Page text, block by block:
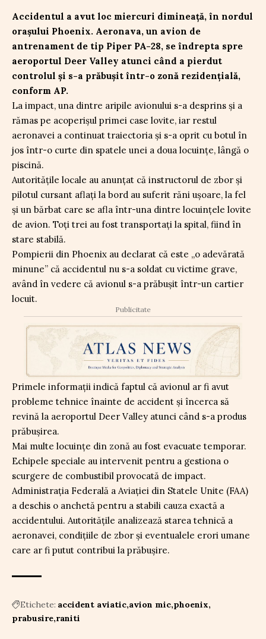
Accidentul a avut loc miercuri dimineață, în nordul
orașului Phoenix. Aeronava, un avion de
antrenament de tip Piper PA-28, se îndrepta spre
aeroportul Deer Valley atunci când a pierdut
controlul și s-a prăbușit într-o zonă rezidențială,
conform AP.
La impact, una dintre aripile avionului s-a desprins și a
rămas pe acoperișul primei case lovite, iar restul
aeronavei a continuat traiectoria și s-a oprit cu botul în
jos într-o curte din spatele unei a doua locuințe, lângă o
piscină.
Autoritățile locale au anunțat că instructorul de zbor și
pilotul cursant aflați la bord au suferit răni ușoare, la fel
și un bărbat care se afla într-una dintre locuințele lovite
de avion. Toți trei au fost transportați la spital, fiind în
stare stabilă.
Pompierii din Phoenix au declarat că este „o adevărată
minune” că accidentul nu s-a soldat cu victime grave,
având în vedere că avionul s-a prăbușit într-un cartier
locuit.
Publicitate
Primele informații indică faptul că avionul ar fi avut
probleme tehnice înainte de accident și încerca să
revină la aeroportul Deer Valley atunci când s-a produs
prăbușirea.
Mai multe locuințe din zonă au fost evacuate temporar.
Echipele speciale au intervenit pentru a gestiona o
scurgere de combustibil provocată de impact.
Administrația Federală a Aviației din Statele Unite (FAA)
a deschis o anchetă pentru a stabili cauza exactă a
accidentului. Autoritățile analizează starea tehnică a
aeronavei, condițiile de zbor și eventualele erori umane
care ar fi putut contribui la prăbușire.
Etichete: accident aviatic avion mic phoenix
prabusire raniti